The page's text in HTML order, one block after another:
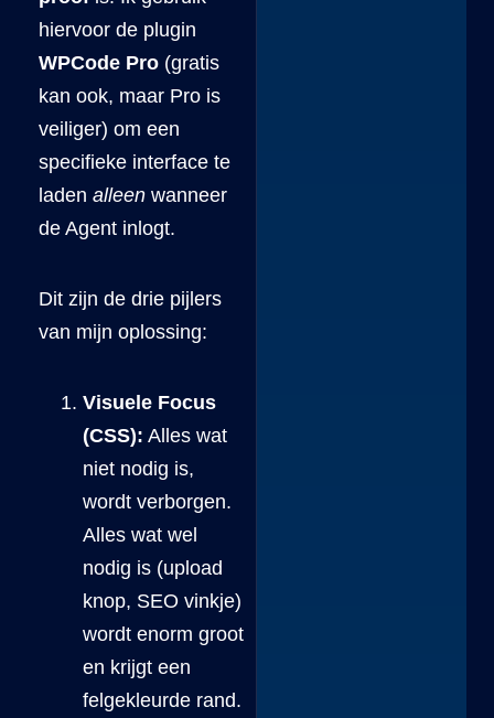
hiervoor de plugin
WPCode Pro (gratis
kan ook, maar Pro is
veiliger) om een
specifieke interface te
laden alleen wanneer
de Agent inlogt.
Dit zijn de drie pijlers
van mijn oplossing:
Visuele Focus
(CSS): Alles wat
niet nodig is,
wordt verborgen.
Alles wat wel
nodig is (upload
knop, SEO vinkje)
wordt enorm groot
en krijgt een
felgekleurde rand.